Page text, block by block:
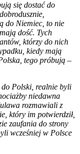
się dostać do
do Niemiec, to nie
dość. Tych
którzy do nich
kiedy mają
tego próbują –
do Polski, realnie byli
niedawna
rozmawiali z
który im potwierdził,
zaufania do strony
wcześniej w Polsce